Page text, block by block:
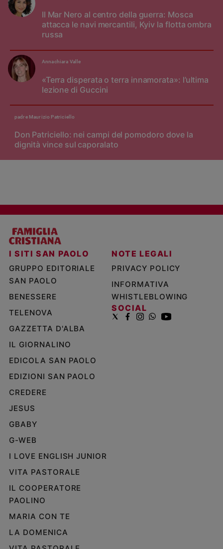
Il Mar Nero al centro della guerra: Mosca
attacca le navi mercantili, Kyiv la flotta ombra
russa
«Terra disperata o terra innamorata»: l’ultima
lezione di Guccini
Annachiara Valle
Don Patriciello: nei campi del pomodoro dove la
dignità vince sul caporalato
padre Maurizio Patriciello
I SITI SAN PAOLO
GRUPPO EDITORIALE
SAN PAOLO
BENESSERE
TELENOVA
GAZZETTA D'ALBA
IL GIORNALINO
EDICOLA SAN PAOLO
EDIZIONI SAN PAOLO
CREDERE
JESUS
GBABY
G-WEB
I LOVE ENGLISH JUNIOR
VITA PASTORALE
IL COOPERATORE
PAOLINO
MARIA CON TE
LA DOMENICA
NOTE LEGALI
PRIVACY POLICY
INFORMATIVA
WHISTLEBLOWING
SOCIAL